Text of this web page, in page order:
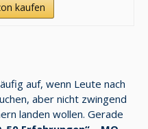
kaufen
auf, wenn Leute nach
aber nicht zwingend
landen wollen. Gerade